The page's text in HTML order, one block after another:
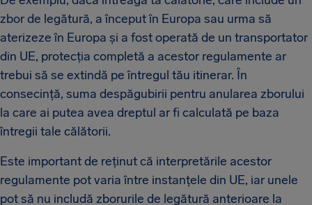
zbor de legătură, a început în Europa sau urma să
aterizeze în Europa și a fost operată de un transportator
din UE, protecția completă a acestor regulamente ar
trebui să se extindă pe întregul tău itinerar. În
consecință, suma despăgubirii pentru anularea zborului
la care ai putea avea dreptul ar fi calculată pe baza
întregii tale călătorii.
Este important de reținut că interpretările acestor
regulamente pot varia între instanțele din UE, iar unele
pot să nu includă zborurile de legătură anterioare la